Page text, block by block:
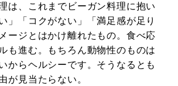
は、これまでビーガン料理に抱い
」「コクがない」「満足感が足り
ージとはかけ離れたもの。食べ応
も進む。もちろん動物性のものは
からヘルシーです。そうなるとも
が見当たらない。